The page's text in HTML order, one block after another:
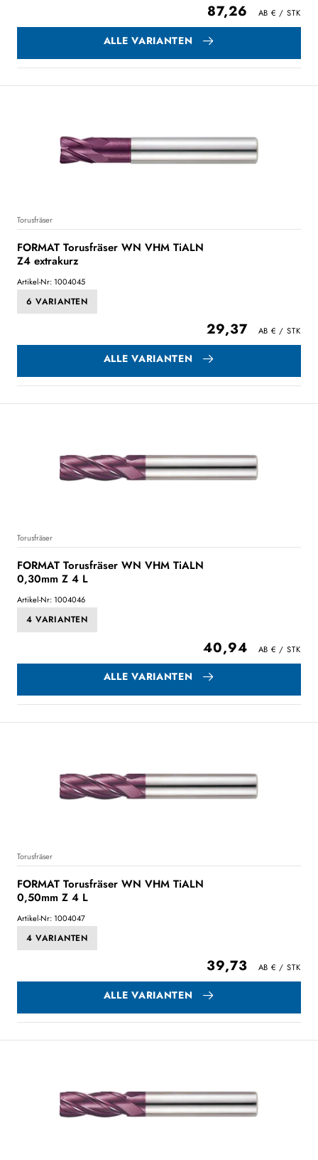
87,26
ALLE VARIANTEN
Torusfräser
FORMAT Torusfräser WN VHM TiALN
Z4 extrakurz
Artikel-Nr: 1004045
6 VARIANTEN
29,37
ALLE VARIANTEN
Torusfräser
FORMAT Torusfräser WN VHM TiALN
0,30mm Z 4 L
Artikel-Nr: 1004046
4 VARIANTEN
40,94
ALLE VARIANTEN
Torusfräser
FORMAT Torusfräser WN VHM TiALN
0,50mm Z 4 L
Artikel-Nr: 1004047
4 VARIANTEN
39,73
ALLE VARIANTEN